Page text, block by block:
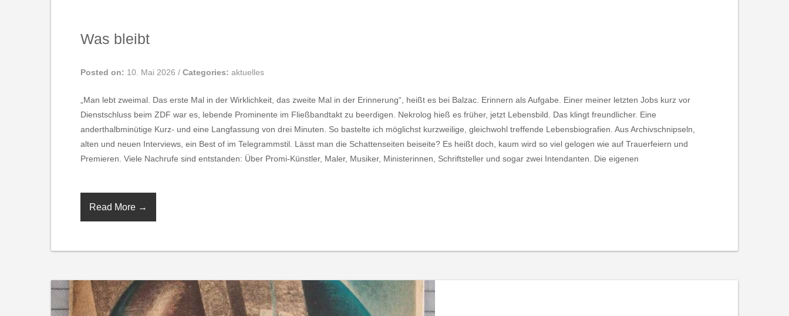
Was bleibt
Posted on: 10. Mai 2026 / Categories: aktuelles
„Man lebt zweimal. Das erste Mal in der Wirklichkeit, das zweite Mal in der Erinnerung“, heißt es bei Balzac. Erinnern als Aufgabe. Einer meiner letzten Jobs kurz vor
Dienstschluss beim ZDF war es, lebende Prominente im Fließbandtakt zu beerdigen. Nekrolog hieß es früher, jetzt Lebensbild. Das klingt freundlicher. Eine
anderthalbminütige Kurz- und eine Langfassung von drei Minuten. So bastelte ich möglichst kurzweilige, gleichwohl treffende Lebensbiografien. Aus Archivschnipseln,
alten und neuen Interviews, ein Best of im Telegrammstil. Lässt man die Schattenseiten beiseite? Es heißt doch, kaum wird so viel gelogen wie auf Trauerfeiern und
Premieren. Viele Nachrufe sind entstanden: Über Promi-Künstler, Maler, Musiker, Ministerinnen, Schriftsteller und sogar zwei Intendanten. Die eigenen
Read More →